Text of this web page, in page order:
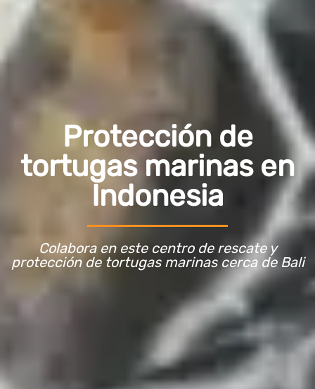
Protección de
tortugas marinas en
Indonesia
Colabora en este centro de rescate y
protección de tortugas marinas cerca de Bali